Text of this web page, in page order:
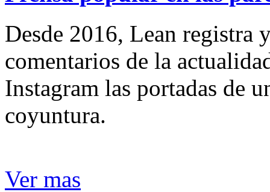
Desde 2016, Lean registra
comentarios de la
Instagram las portadas de
coyuntura.
Ver mas